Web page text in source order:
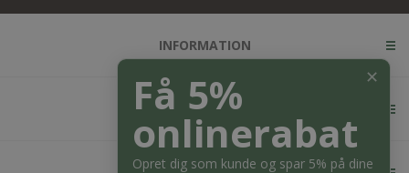
INFORMATION
KUNDESERVICE
✕
Få 5%
onlinerabat
Opret dig som kunde og spar 5% på dine